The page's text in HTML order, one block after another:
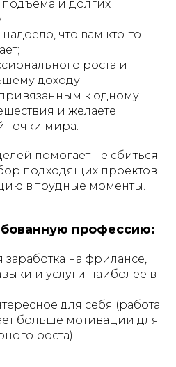
подъема и долгих
что вам кто-то
роста и
доходу;
к одному
и желаете
точки мира.
помогает не сбиться
подходящих проектов
в трудные моменты.
профессию:
заработка на фрилансе,
и услуги наиболее в
для себя (работа
больше мотивации для
роста).